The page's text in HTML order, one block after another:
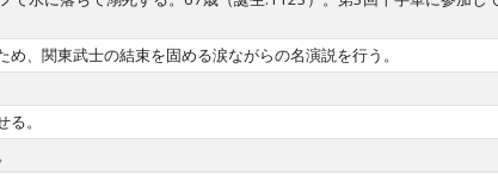
、関東武士の結束を固める涙ながらの名演説を行う。
。